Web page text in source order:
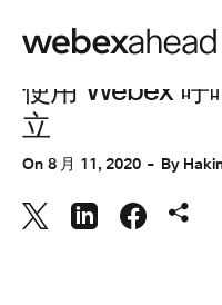
協同合作
使用 Webex 呼
立
On 8 月 11, 2020 By